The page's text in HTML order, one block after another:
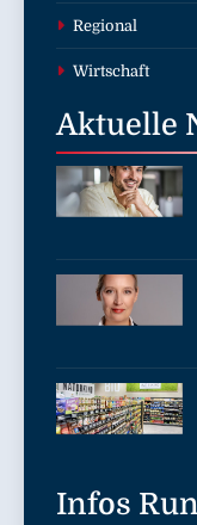
Regional
Wirtschaft
Aktuelle
Infos